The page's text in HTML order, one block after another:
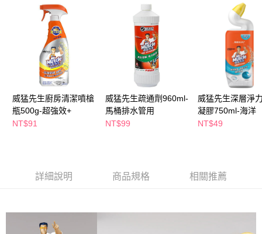
AFTEE先享後付
相關說明
【關於「AFTEE先享後付」】
AFTEE先享後付是「在收到商品之後才付款」的支付方式。 讓您購物簡單
便利好安心！
１．簡單：不需註冊會員、不需綁卡、不需儲值。
２．便利：只要手機號碼，簡訊認證，即可結帳。
３．安心：先確認商品／服務後，再付款。
【「AFTEE先享後付」結帳流程】
１．於結帳方式選擇「AFTEE先享後付」後，將跳轉至「AFTEE先享後付」
結帳頁面，進行簡訊認證並確認金額後，即可完成結帳。
※ 請注意：結帳手續完成當下不需立刻繳費，但若您需要取消訂單，請聯絡
購買商品的店家。未經商家同意取消之訂單仍視為有效，需透過AFTEE先享
是否繳費成功／繳費後需取消欲退款等相關疑問，請聯繫「AFTEE先享後付
客戶支援中心」
運送方式
每筆NT$65，滿NT$390(含以上)免運費
付款後全家取貨
每筆NT$65，滿NT$490(含以上)免運費
威猛先生廚房清潔噴槍
瓶500g-超強效+
NT$91
威猛先生疏通劑960ml-
馬桶排水管用
NT$99
威猛先生深層淨
凝膠750ml-海洋
NT$49
詳細說明 商品規格 相關推薦